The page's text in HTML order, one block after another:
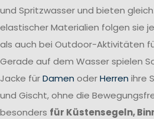
und Spritzwasser und bieten
elastischer Materialien folgen sie
als auch bei Outdoor-Aktivitäten
Gerade auf dem Wasser spielen
Jacke fürDamen oderHerren ihre
und Gischt, ohne die
besonders für Küstensegeln,